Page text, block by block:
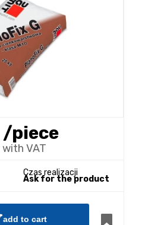
/piece
VAT
Czas realizacji
Ask for the product
add to cart